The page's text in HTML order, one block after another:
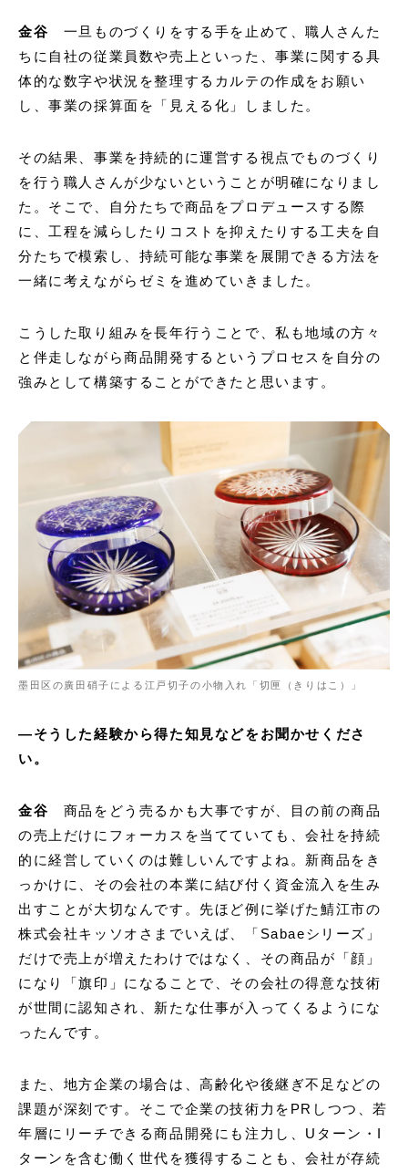
金谷
一旦ものづくりをする手を止めて、職人さんた
ちに自社の従業員数や売上といった、事業に関する具
体的な数字や状況を整理するカルテの作成をお願い
し、事業の採算面を「見える化」しました。
その結果、事業を持続的に運営する視点でものづくり
を行う職人さんが少ないということが明確になりまし
た。そこで、自分たちで商品をプロデュースする際
に、工程を減らしたりコストを抑えたりする工夫を自
分たちで模索し、持続可能な事業を展開できる方法を
一緒に考えながらゼミを進めていきました。
こうした取り組みを長年行うことで、私も地域の方々
と伴走しながら商品開発するというプロセスを自分の
強みとして構築することができたと思います。
墨田区の廣田硝子による江戸切子の小物入れ「切匣（きりはこ）」
―そうした経験から得た知見などをお聞かせくださ
い。
金谷
商品をどう売るかも大事ですが、目の前の商品
の売上だけにフォーカスを当てていても、会社を持続
的に経営していくのは難しいんですよね。新商品をき
っかけに、その会社の本業に結び付く資金流入を生み
出すことが大切なんです。先ほど例に挙げた鯖江市の
株式会社キッソオさまでいえば、「Sabaeシリーズ」
だけで売上が増えたわけではなく、その商品が「顔」
になり「旗印」になることで、その会社の得意な技術
が世間に認知され、新たな仕事が入ってくるようにな
ったんです。
また、地方企業の場合は、高齢化や後継ぎ不足などの
課題が深刻です。そこで企業の技術力をPRしつつ、若
年層にリーチできる商品開発にも注力し、Uターン・I
ターンを含む働く世代を獲得することも、会社が存続